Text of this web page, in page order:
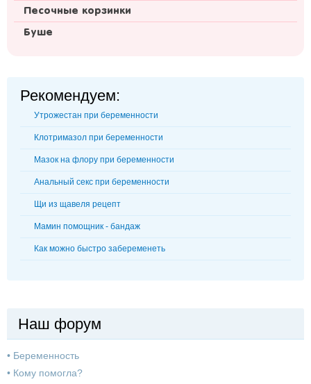
Песочные корзинки
Буше
Рекомендуем:
Утрожестан при беременности
Клотримазол при беременности
Мазок на флору при беременности
Анальный секс при беременности
Щи из щавеля рецепт
Мамин помощник - бандаж
Как можно быстро забеременеть
Наш форум
• Беременность
• Кому помогла?